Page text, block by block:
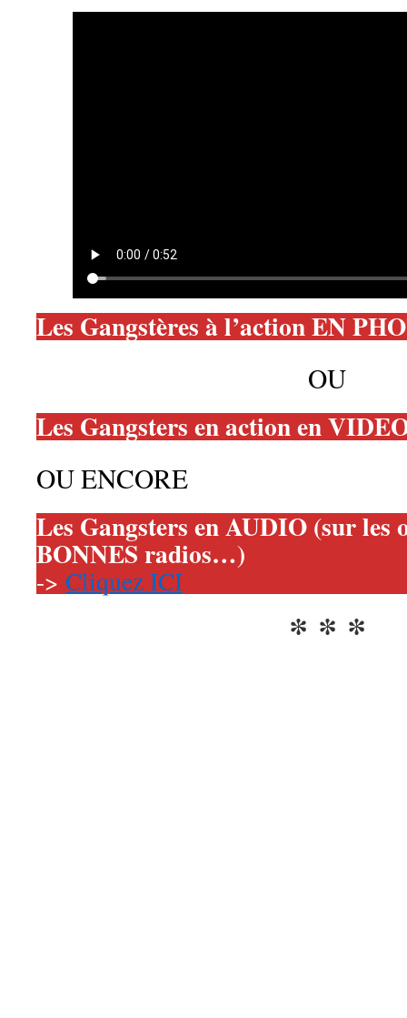
Les Gangstères à l’action EN
OU
Les Gangsters en action en
OU ENCORE
Les Gangsters en AUDIO (sur les
BONNES radios…)
-> Cliquez ICI
* * *